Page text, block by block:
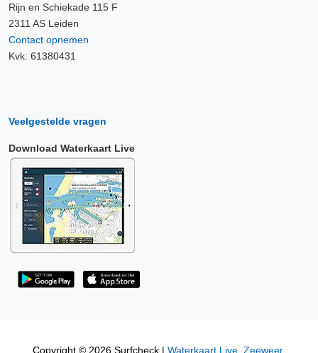
Rijn en Schiekade 115 F
2311 AS Leiden
Contact opnemen
Kvk: 61380431
Veelgestelde vragen
Download Waterkaart Live
Copyright © 2026 Surfcheck | Waterkaart Live Zeeweer,